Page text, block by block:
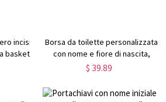
incisi
basket,
per
Borsa da toilette personalizzata
con nome e fiore di nascita,
organizer da toilette da viaggio
accessori da viaggio, regalo di
$ 39.89